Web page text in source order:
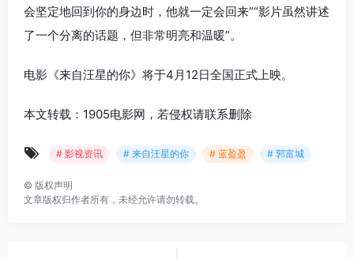
会坚定地回到你的身边时，他就一定会回来”“影片虽然讲述
了一个分离的话题，但非常明亮和温暖”。
电影《来自汪星的你》将于4月12日全国正式上映。
本文转载：1905电影网，若侵权请联系删除
# 影视资讯 # 来自汪星的你 # 蓝盈盈 # 郭富城
© 版权声明
文章版权归作者所有，未经允许请勿转载。